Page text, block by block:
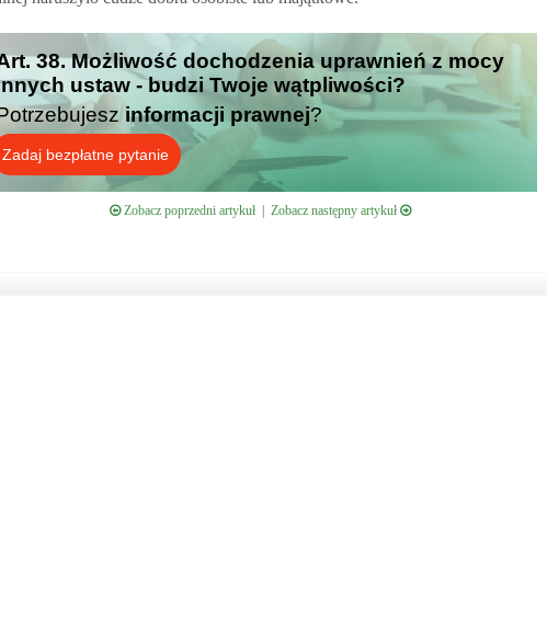
38. Możliwość dochodzenia uprawnień z mocy
ustaw - budzi Twoje wątpliwości?
informacji prawnej?
Zadaj bezpłatne pytanie
Zobacz poprzedni artykuł| Zobacz następny artykuł